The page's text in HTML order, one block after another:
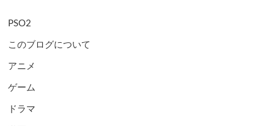
PSO2
このブログについて
アニメ
ゲーム
ドラマ